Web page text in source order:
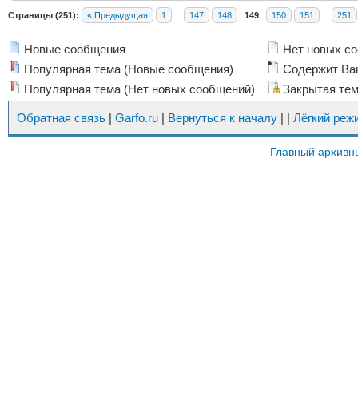
Страницы (251): « Предыдущая 1 147 148 149 150 151 251
Новые сообщения
Популярная тема (Новые сообщения)
Популярная тема (Нет новых сообщений)
Нет новых
Содержит
Закрытая
Обратная связь | Garfo.ru | Вернуться к началу | | Лёгкий
Главный